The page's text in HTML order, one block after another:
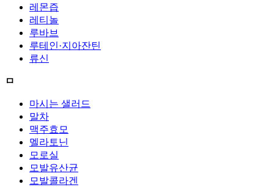
레몬즙
레티놀
루바브
루테인·지아잔틴
류신
ㅁ
마시는 샐러드
말차
맥주효모
멜라토닌
모로실
모발유산균
모발콜라겐